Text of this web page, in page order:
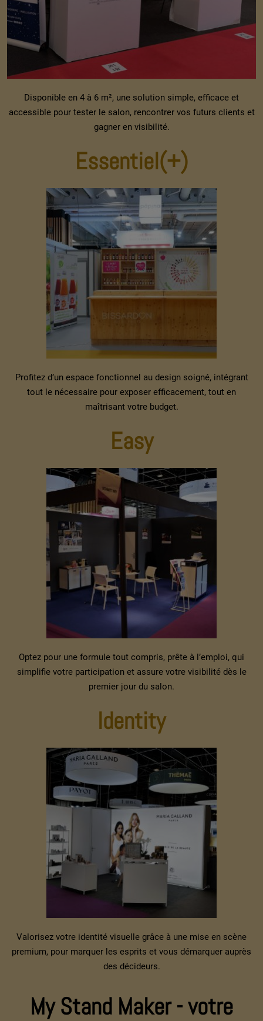
Disponible en 4 à 6 m², une solution simple, efficace et
accessible pour tester le salon, rencontrer vos futurs clients et
gagner en visibilité.
Essentiel(+)
Profitez d’un espace fonctionnel au design soigné, intégrant
tout le nécessaire pour exposer efficacement, tout en
maîtrisant votre budget.
Easy
Optez pour une formule tout compris, prête à l’emploi, qui
simplifie votre participation et assure votre visibilité dès le
premier jour du salon.
Identity
Valorisez votre identité visuelle grâce à une mise en scène
premium, pour marquer les esprits et vous démarquer auprès
des décideurs.
My Stand Maker - votre